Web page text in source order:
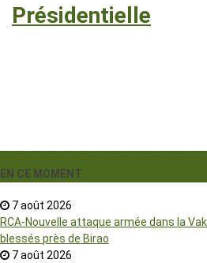
Présidentielle
EN CE MOMENT
7 août 2026
RCA-Nouvelle attaque armée dans la
blessés près de Birao
7 août 2026